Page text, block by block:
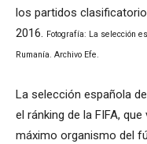
los partidos
2016. Fotografía: La selección
Rumanía. Archivo Efe.
La selección española
el ránking de la FIFA,
máximo organismo del